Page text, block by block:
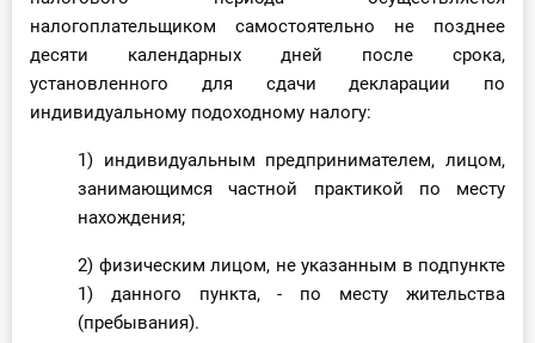
налогоплательщиком самостоятельно не позднее
десяти календарных дней после срока,
установленного для сдачи декларации по
индивидуальному подоходному налогу:
1) индивидуальным предпринимателем, лицом,
занимающимся частной практикой по месту
нахождения;
2) физическим лицом, не указанным в подпункте
1) данного пункта, - по месту жительства
(пребывания).